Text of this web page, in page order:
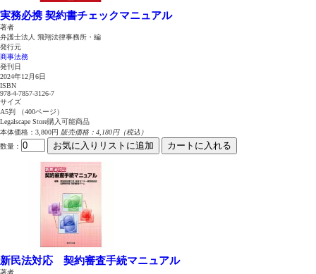
実務必携 契約書チェックマニュアル
著者
弁護士法人 飛翔法律事務所・編
発行元
商事法務
発刊日
2024年12月6日
ISBN
978-4-7857-3126-7
サイズ
A5判 （400ページ）
Legalscape Store購入可能商品
本体価格：3,800円 販売価格：4,180円（税込）
数量 ： お気に入りリストに追加 カートに入れる
新民法対応 契約審査手続マニュアル
著者